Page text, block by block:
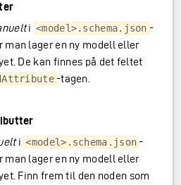
i <model>.schema.json -
man lager en ny modell eller
De kan finnes på det feltet
-tagen.
i <model>.schema.json -
man lager en ny modell eller
Finn frem til den noden som